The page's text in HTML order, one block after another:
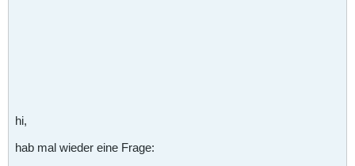
hi,
hab mal wieder eine Frage: